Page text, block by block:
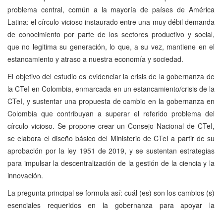
problema central, común a la mayoría de países de América
Latina: el círculo vicioso instaurado entre una muy débil demanda
de conocimiento por parte de los sectores productivo y social,
que no legitima su generación, lo que, a su vez, mantiene en el
estancamiento y atraso a nuestra economía y sociedad.
El objetivo del estudio es evidenciar la crisis de la gobernanza de
la CTeI en Colombia, enmarcada en un estancamiento/crisis de la
CTeI, y sustentar una propuesta de cambio en la gobernanza en
Colombia que contribuyan a superar el referido problema del
círculo vicioso. Se propone crear un Consejo Nacional de CTeI,
se elabora el diseño básico del Ministerio de CTeI a partir de su
aprobación por la ley 1951 de 2019, y se sustentan estrategias
para impulsar la descentralización de la gestión de la ciencia y la
innovación.
La pregunta principal se formula así: cuál (es) son los cambios (s)
esenciales requeridos en la gobernanza para apoyar la